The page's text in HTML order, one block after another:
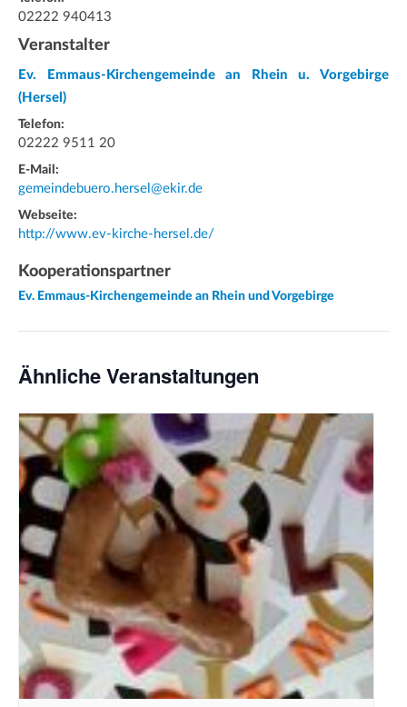
02222 940413
Veranstalter
Ev. Emmaus-Kirchengemeinde an Rhein u. Vorgebirge
(Hersel)
Telefon:
02222 9511 20
E-Mail:
gemeindebuero.hersel@ekir.de
Webseite:
http://www.ev-kirche-hersel.de/
Kooperationspartner
Ev. Emmaus-Kirchengemeinde an Rhein und Vorgebirge
Ähnliche Veranstaltungen
Bildquelle_ Pixabay Free_Christoph Meinersmann